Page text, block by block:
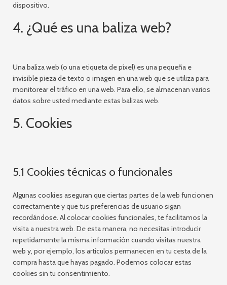
dispositivo.
4. ¿Qué es una baliza web?
Una baliza web (o una etiqueta de píxel) es una pequeña e
invisible pieza de texto o imagen en una web que se utiliza para
monitorear el tráfico en una web. Para ello, se almacenan varios
datos sobre usted mediante estas balizas web.
5. Cookies
5.1 Cookies técnicas o funcionales
Algunas cookies aseguran que ciertas partes de la web funcionen
correctamente y que tus preferencias de usuario sigan
recordándose. Al colocar cookies funcionales, te facilitamos la
visita a nuestra web. De esta manera, no necesitas introducir
repetidamente la misma información cuando visitas nuestra
web y, por ejemplo, los artículos permanecen en tu cesta de la
compra hasta que hayas pagado. Podemos colocar estas
cookies sin tu consentimiento.